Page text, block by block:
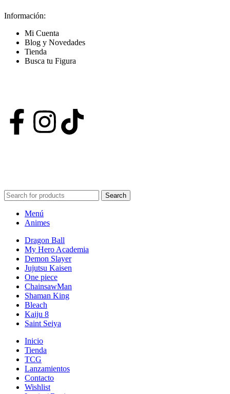
Información:
Mi Cuenta
Blog y Novedades
Tienda
Busca tu Figura
Search
Menú
Animes
Dragon Ball
My Hero Academia
Demon Slayer
Jujutsu Kaisen
One piece
ChainsawMan
Shaman King
Bleach
Kaiju 8
Saint Seiya
Inicio
Tienda
TCG
Lanzamientos
Contacto
Wishlist